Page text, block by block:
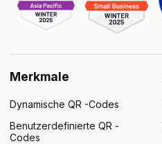
Merkmale
Dynamische QR -Codes
Benutzerdefinierte QR -
Codes